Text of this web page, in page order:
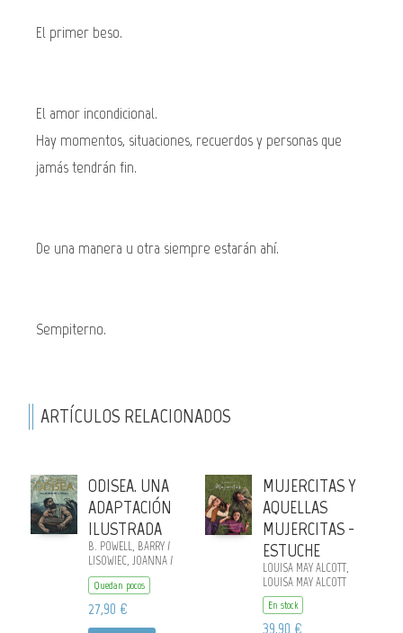
El primer beso.
El amor incondicional.
Hay momentos, situaciones, recuerdos y personas que
jamás tendrán fin.
De una manera u otra siempre estarán ahí.
Sempiterno.
ARTÍCULOS RELACIONADOS
ODISEA. UNA
ADAPTACIÓN
ILUSTRADA
B. POWELL, BARRY /
LISOWIEC, JOANNA /
HOMERO, HOMERO
Quedan pocos
27,90 €
MUJERCITAS Y
AQUELLAS
MUJERCITAS -
ESTUCHE
LOUISA MAY ALCOTT,
LOUISA MAY ALCOTT
En stock
39,90 €